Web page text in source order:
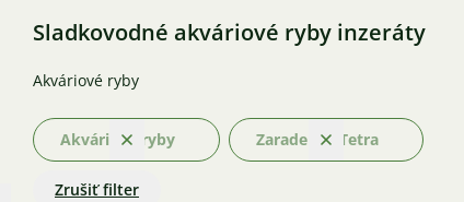
Sladkovodné akváriové ryby inzeráty
Akváriové ryby
Akváriové ryby
Odstrániť Zaradenia: Tetra
Odstrániť
Zrušiť filter